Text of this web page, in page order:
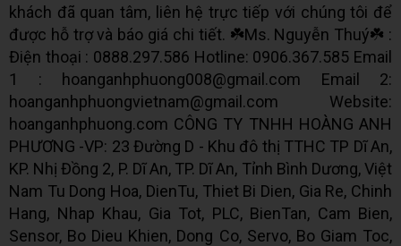
khách đã quan tâm, liên hệ trực tiếp với chúng tôi để
được hỗ trợ và báo giá chi tiết. ☘️Ms. Nguyễn Thuý☘️ :
Điện thoại : 0888.297.586 Hotline: 0906.367.585 Email
1 : hoanganhphuong008@gmail.com Email 2:
hoanganhphuongvietnam@gmail.com Website:
hoanganhphuong.com CÔNG TY TNHH HOÀNG ANH
PHƯƠNG -VP: 23 Đường D - Khu đô thị TTHC TP Dĩ An,
KP. Nhị Đồng 2, P. Dĩ An, TP. Dĩ An, Tỉnh Bình Dương, Việt
Nam Tu Dong Hoa, DienTu, Thiet Bi Dien, Gia Re, Chinh
Hang, Nhap Khau, Gia Tot, PLC, BienTan, Cam Bien,
Sensor, Bo Dieu Khien, Dong Co, Servo, Bo Giam Toc,